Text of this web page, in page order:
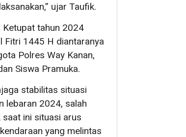
ujar Taufik.
tahun 2024
Fitri 1445 H diantaranya
Polres Way Kanan,
Siswa Pramuka.
stabilitas situasi
lebaran 2024, salah
ini situasi arus
yang melintas